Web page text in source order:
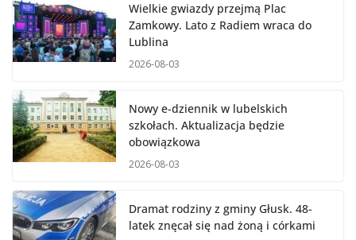
Wielkie gwiazdy przejmą Plac
Zamkowy. Lato z Radiem wraca do
Lublina
2026-08-03
Nowy e-dziennik w lubelskich
szkołach. Aktualizacja będzie
obowiązkowa
2026-08-03
Dramat rodziny z gminy Głusk. 48-
latek znęcał się nad żoną i córkami